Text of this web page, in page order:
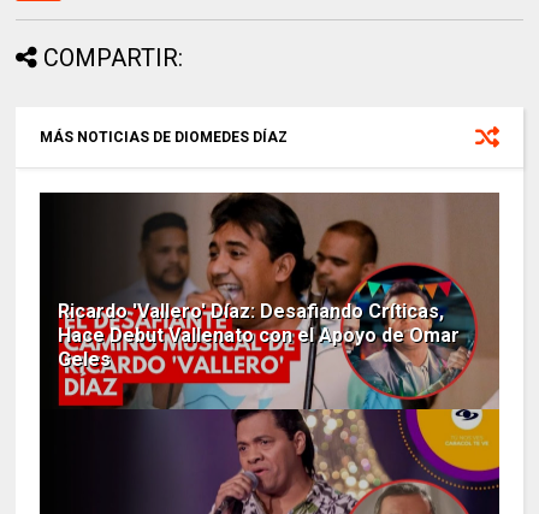
COMPARTIR:
MÁS NOTICIAS DE DIOMEDES DÍAZ
Ricardo 'Vallero' Díaz: Desafiando Críticas,
Hace Debut Vallenato con el Apoyo de Omar
Geles